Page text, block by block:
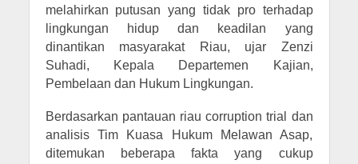
melahirkan putusan yang tidak pro terhadap
lingkungan hidup dan keadilan yang
dinantikan masyarakat Riau, ujar Zenzi
Suhadi, Kepala Departemen Kajian,
Pembelaan dan Hukum Lingkungan.
Berdasarkan pantauan riau corruption trial dan
analisis Tim Kuasa Hukum Melawan Asap,
ditemukan beberapa fakta yang cukup